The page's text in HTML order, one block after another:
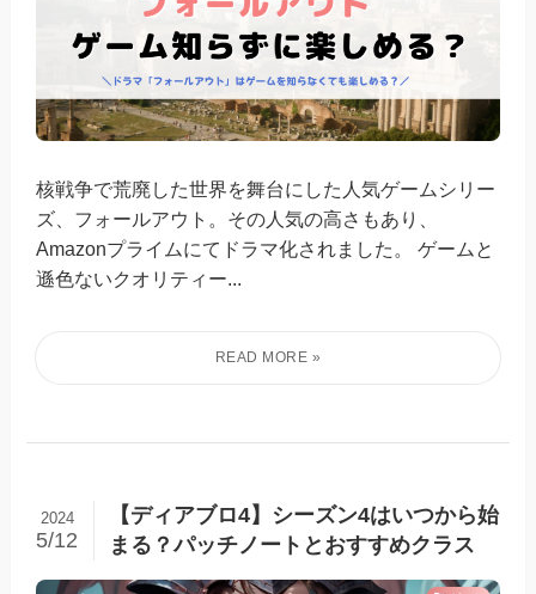
核戦争で荒廃した世界を舞台にした人気ゲームシリー
ズ、フォールアウト。その人気の高さもあり、
Amazonプライムにてドラマ化されました。 ゲームと
遜色ないクオリティー...
【ディアブロ4】シーズン4はいつから始
まる？パッチノートとおすすめクラス
2024
5/12